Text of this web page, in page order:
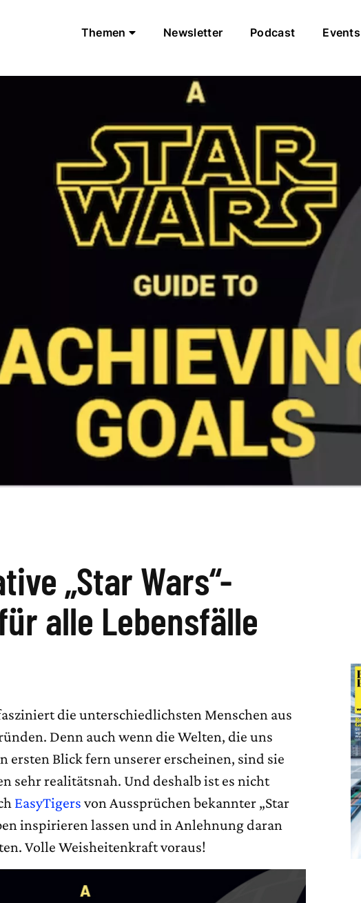
Themen Newsletter Podcast Events
„Star Wars“-
alle Lebensfälle
die unterschiedlichsten Menschen aus
Denn auch wenn die Welten, die uns
ersten Blick fern unserer erscheinen, sind sie
sehr realitätsnah. Und deshalb ist es nicht
EasyTigers von Aussprüchen bekannter „Star
inspirieren lassen und in Anlehnung daran
Volle Weisheitenkraft voraus!